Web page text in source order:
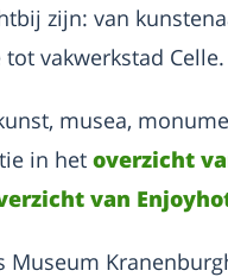
zijn: van
vakwerkstad Celle.
musea,
in het overzicht
van
Museum